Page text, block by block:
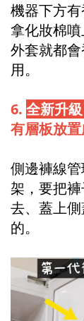
機器下方
拿化妝棉噴
外套就都
用。
6. 全新升級
有層板放
側邊褲線
架，要把
去、蓋上
的。